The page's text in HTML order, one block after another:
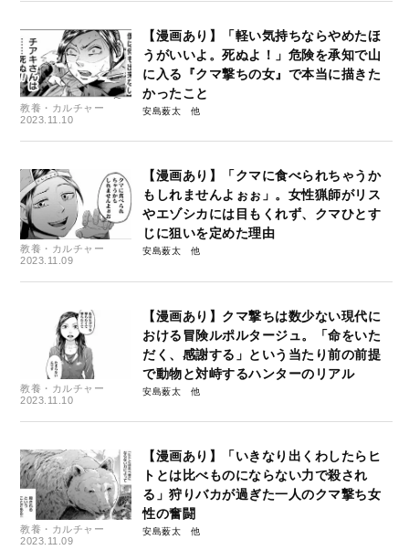
教養・カルチャー
2023.11.10
【漫画あり】「軽い気持ちならやめたほ
うがいいよ。死ぬよ！」危険を承知で山
に入る『クマ撃ちの女』で本当に描きた
かったこと
安島薮太
教養・カルチャー
2023.11.09
【漫画あり】「クマに食べられちゃうか
もしれませんよぉぉ」。女性猟師がリス
やエゾシカには目もくれず、クマひとす
じに狙いを定めた理由
安島薮太
教養・カルチャー
2023.11.10
【漫画あり】クマ撃ちは数少ない現代に
おける冒険ルポルタージュ。「命をいた
だく、感謝する」という当たり前の前提
で動物と対峙するハンターのリアル
安島薮太
教養・カルチャー
2023.11.09
【漫画あり】「いきなり出くわしたらヒ
トとは比べものにならない力で殺され
る」狩りバカが過ぎた一人のクマ撃ち女
性の奮闘
安島薮太